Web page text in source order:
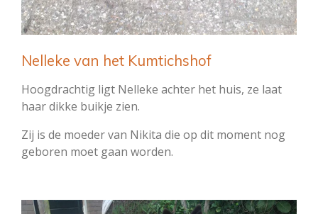
Nelleke van het Kumtichshof
Hoogdrachtig ligt Nelleke achter het huis, ze laat
haar dikke buikje zien.
Zij is de moeder van Nikita die op dit moment nog
geboren moet gaan worden.